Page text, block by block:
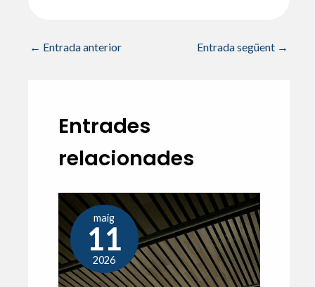
← Entrada anterior Entrada següent →
Entrades
relacionades
maig
11
2026